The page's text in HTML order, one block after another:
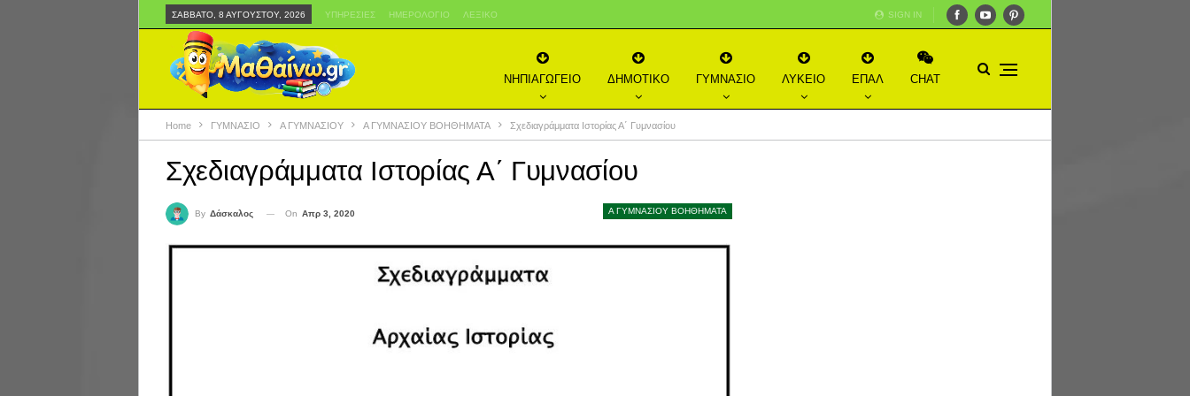
SIGN IN
ΣΆΒΒΑΤΟ, 8 ΑΥΓΟΎΣΤΟΥ, 2026 ΥΠΗΡΕΣΊΕΣ ΗΜΕΡΟΛΌΓΙΟ ΛΕΞΙΚΌ
ΝΗΠΙΑΓΩΓΕΙΟ ΔΗΜΟΤΙΚΟ ΓΥΜΝΑΣΙΟ ΛΥΚΕΙΟ ΕΠΑΛ CHAT
Home ΓΥΜΝΑΣΙΟ Α ΓΥΜΝΑΣΙΟΥ Α ΓΥΜΝΑΣΙΟΥ ΒΟΗΘΗΜΑΤΑ Σχεδιαγράμματα Ιστορίας Α΄ Γυμνασίου
Σχεδιαγράμματα Ιστορίας Α΄ Γυμνασίου
Α ΓΥΜΝΑΣΙΟΥ ΒΟΗΘΗΜΑΤΑ
By Δάσκαλος On Απρ 3, 2020